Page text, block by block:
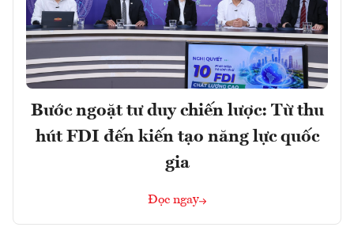
Bước ngoặt tư duy chiến lược: Từ thu
hút FDI đến kiến tạo năng lực quốc
gia
Đọc ngay